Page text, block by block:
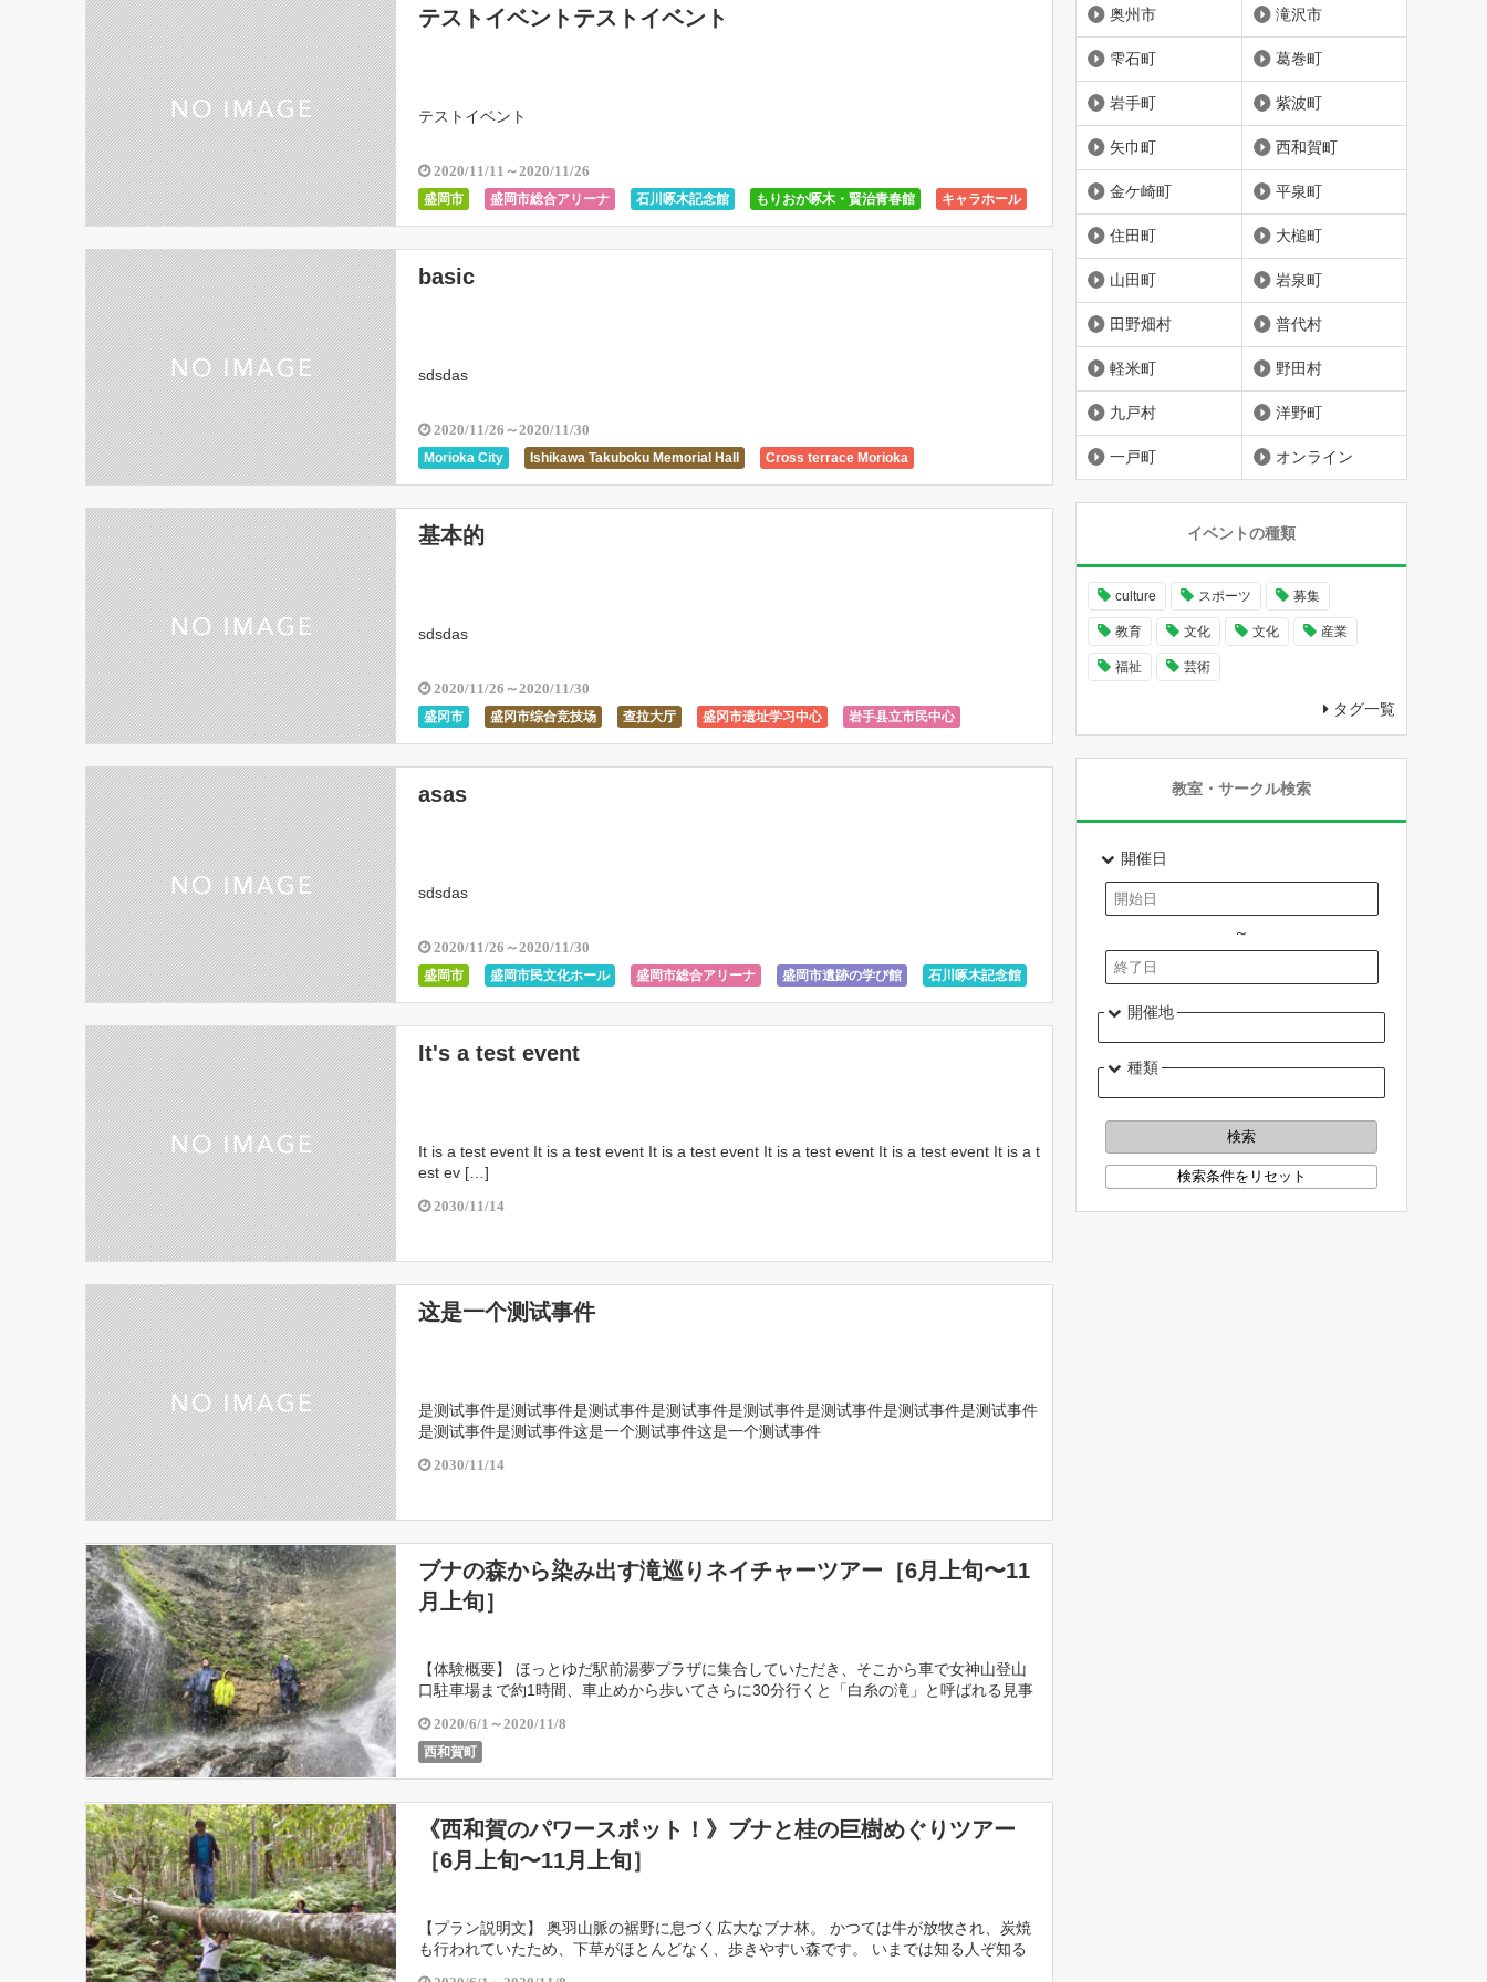
テストイベントテストイベント
テストイベント
2020/11/11～2020/11/26
盛岡市 盛岡市総合アリーナ 石川啄木記念館 もりおか啄木・賢治青春館
キャラホール
クロステラス盛岡
basic
sdsdas
2020/11/26～2020/11/30
Morioka City Ishikawa Takuboku Memorial Hall
Cross terrace Morioka
Fukazawa Kokonohana Museum
Hara Kei Memorial Hall
Chara Hall
Iwate Prefectural Civic Center
Morioka Citizens' Culture Hall
Morioka City General Arena
基本的
sdsdas
2020/11/26～2020/11/30
盛冈市 盛冈市综合竞技场 查拉大厅 盛冈市遗址学习中心
岩手县立市民中心
盛冈市民文化会馆
盛冈十字露台 深泽明子野花博物馆 盛冈龙树/剑山青春
原庆纪念堂
石川辰树纪念堂
asas
sdsdas
2020/11/26～2020/11/30
盛岡市 盛岡市民文化ホール 盛岡市総合アリーナ 盛岡市遺跡の学び館
石川啄木記念館
岩手県民会館
深沢紅子野の花美術館 もりおか啄木・賢治青春館
キャラホール
クロステラス盛岡
原敬記念館
It's a test event
It is a test event It is a test event It is a test event It is a test event It is a test event It is a t
est ev […]
2030/11/14
这是一个测试事件
是测试事件是测试事件是测试事件是测试事件是测试事件是测试事件是测试事件是测试事件
是测试事件是测试事件这是一个测试事件这是一个测试事件
2030/11/14
ブナの森から染み出す滝巡りネイチャーツアー［6月上旬〜11
月上旬］
【体験概要】 ほっとゆだ駅前湯夢プラザに集合していただき、そこから車で女神山登山
口駐車場まで約1時間、車止めから歩いてさらに30分行くと「白糸の滝」と呼ばれる見事
2020/6/1～2020/11/8
西和賀町
《西和賀のパワースポット！》ブナと桂の巨樹めぐりツアー
［6月上旬〜11月上旬］
【プラン説明文】 奥羽山脈の裾野に息づく広大なブナ林。 かつては牛が放牧され、炭焼
も行われていたため、下草がほとんどなく、歩きやすい森です。 いまでは知る人ぞ知る
奥州市 滝沢市
雫石町 葛巻町
岩手町 紫波町
矢巾町 西和賀町
金ケ崎町 平泉町
住田町 大槌町
山田町 岩泉町
田野畑村 普代村
軽米町 野田村
九戸村 洋野町
一戸町 オンライン
イベントの種類
culture スポーツ 募集
教育 文化 文化 産業
福祉 芸術
タグ一覧
教室・サークル検索
開催日
～
開催地
種類